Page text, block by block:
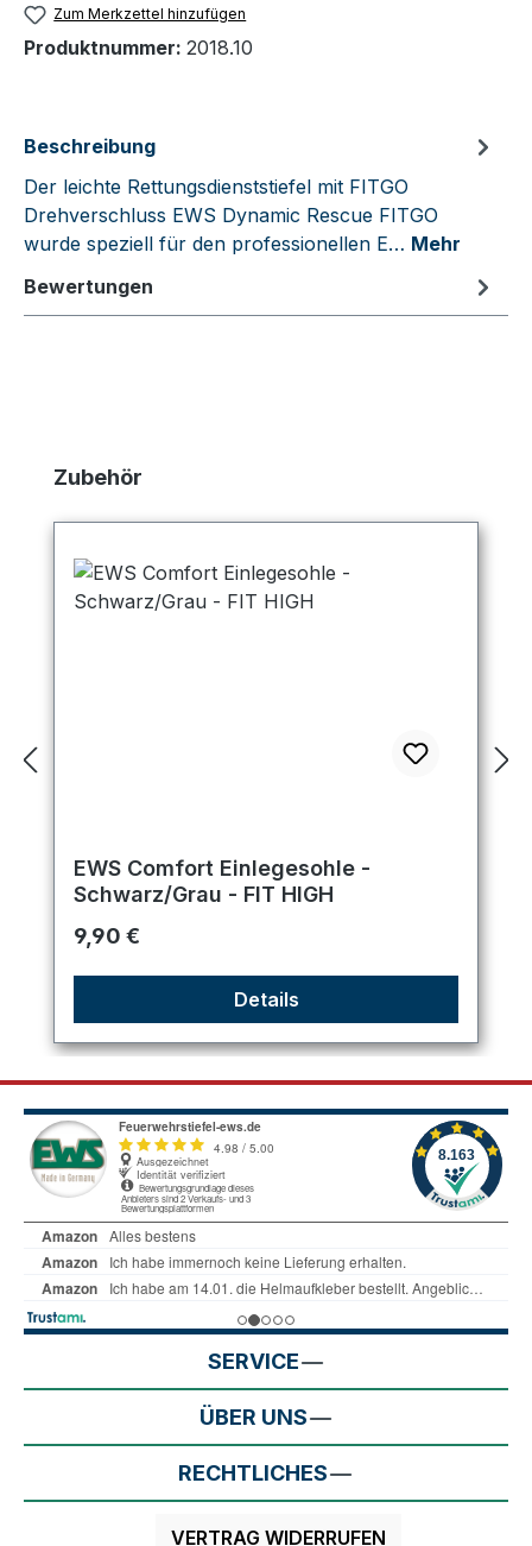
Zum Merkzettel hinzufügen
Produktnummer: 2018.10
Beschreibung
Der leichte Rettungsdienststiefel mit FITGO
Drehverschluss EWS Dynamic Rescue FITGO
wurde speziell für den professionellen E… Mehr
Bewertungen
Produktgalerie überspringen
Zubehör
EWS Comfort Einlegesohle -
Schwarz/Grau - FIT HIGH
Regulärer Preis:
9,90 €
Details
SERVICE
ÜBER UNS
RECHTLICHES
VERTRAG WIDERRUFEN